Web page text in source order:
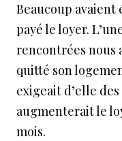
Beaucoup avaient
payé le loyer.
rencontrées nous
quitté son
exigeait d’elle
augmenterait le
mois.